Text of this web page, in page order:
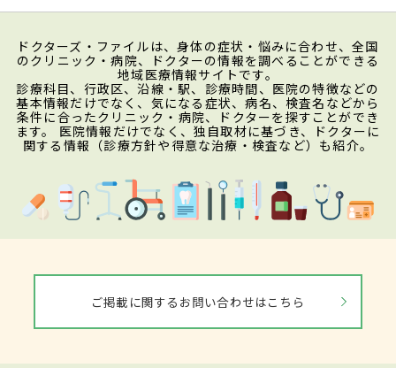
ドクターズ・ファイルは、身体の症状・悩みに合わせ、全国
のクリニック・病院、ドクターの情報を調べることができる
地域医療情報サイトです。
診療科目、行政区、沿線・駅、診療時間、医院の特徴などの
基本情報だけでなく、気になる症状、病名、検査名などから
条件に合ったクリニック・病院、ドクターを探すことができ
ます。 医院情報だけでなく、独自取材に基づき、ドクターに
関する情報（診療方針や得意な治療・検査など）も紹介。
ご掲載に関するお問い合わせはこちら